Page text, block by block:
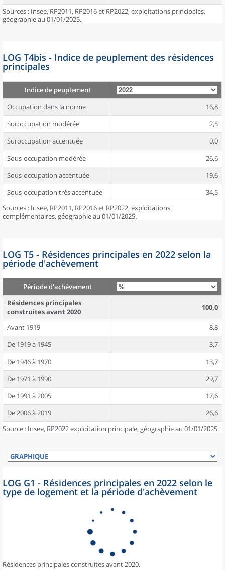
Sources : Insee, RP2011, RP2016 et RP2022, exploitations principales,
géographie au 01/01/2025.
LOG T4bis - Indice de peuplement des résidences
principales
Indice de peuplement
Occupation dans la norme
16,8
Suroccupation modérée
2,5
Suroccupation accentuée
0,0
Sous-occupation modérée
26,6
Sous-occupation accentuée
19,6
Sous-occupation très accentuée
34,5
Sources : Insee, RP2011, RP2016 et RP2022, exploitations
complémentaires, géographie au 01/01/2025.
LOG T5 - Résidences principales en 2022 selon la
période d'achèvement
Période d'achèvement
Résidences principales
construites avant 2020
100,0
Avant 1919
8,8
De 1919 à 1945
3,7
De 1946 à 1970
13,7
De 1971 à 1990
29,7
De 1991 à 2005
17,6
De 2006 à 2019
26,6
Source : Insee, RP2022 exploitation principale, géographie au 01/01/2025.
LOG G1 - Résidences principales en 2022 selon le
type de logement et la période d'achèvement
Résidences principales construites avant 2020.